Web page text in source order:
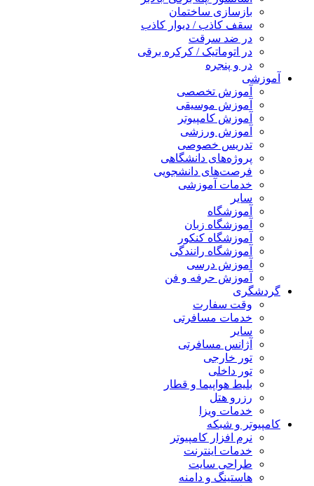
بازسازی ساختمان
سقف کاذب / دیوار کاذب
در ضد سرقت
در اتوماتیک / کرکره برقی
در و پنجره
آموزشی
آموزش تخصصی
آموزش موسیقی
آموزش کامپیوتر
آموزش ورزشی
تدریس خصوصی
پروژه‌های دانشگاهی
فرصت‌های دانشجویی
خدمات آموزشی
سایر
آموزشگاه
آموزشگاه زبان
آموزشگاه کنکور
آموزشگاه رانندگی
آموزش درسی
آموزش حرفه و فن
گردشگری
وقت سفارت
خدمات مسافرتی
سایر
آژانس مسافرتی
تور خارجی
تور داخلی
بلیط هواپیما و قطار
رزرو هتل
خدمات ویزا
کامپیوتر و شبکه
نرم افزار کامپیوتر
خدمات اینترنت
طراحی سایت
هاستینگ و دامنه